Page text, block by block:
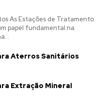
As Estações de Tratamento
papel fundamental na
Aterros Sanitários
Extração Mineral